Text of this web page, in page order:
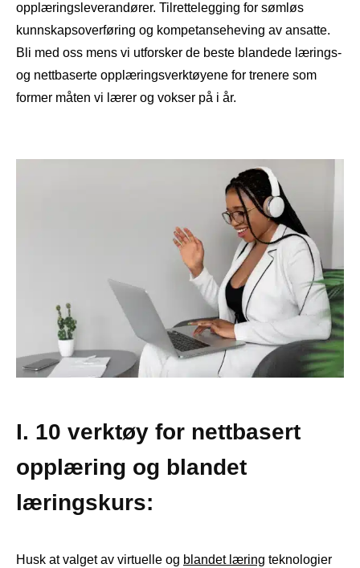
opplæringsleverandører. Tilrettelegging for sømløs
kunnskapsoverføring og kompetanseheving av ansatte.
Bli med oss ​​mens vi utforsker de beste blandede lærings-
og nettbaserte opplæringsverktøyene for trenere som
former måten vi lærer og vokser på i år.
I. 10 verktøy for nettbasert
opplæring og blandet
læringskurs:
Husk at valget av virtuelle og blandet læring teknologier